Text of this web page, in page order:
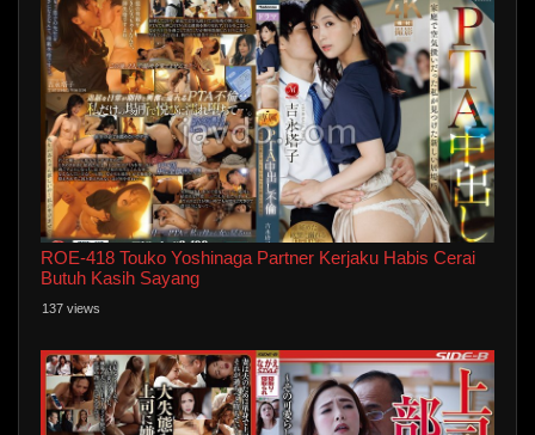
ROE-418 Touko Yoshinaga Partner Kerjaku Habis Cerai
Butuh Kasih Sayang
137 views